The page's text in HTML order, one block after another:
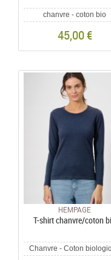
chanvre - coton bio
45,00 €
HEMPAGE
T-shirt chanvre/coton
Chanvre - Coton